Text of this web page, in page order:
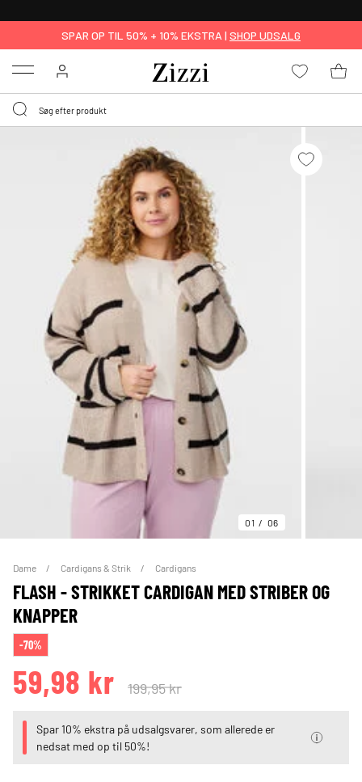
SPAR OP TIL 50% + 10% EKSTRA | SHOP UDSALG
Menu
01 06
Dame Cardigans & Strik Cardigans
FLASH - STRIKKET CARDIGAN MED STRIBER OG
KNAPPER
-70%
59,98 kr 199,95 kr
Spar 10% ekstra på udsalgsvarer, som allerede er
nedsat med op til 50%!